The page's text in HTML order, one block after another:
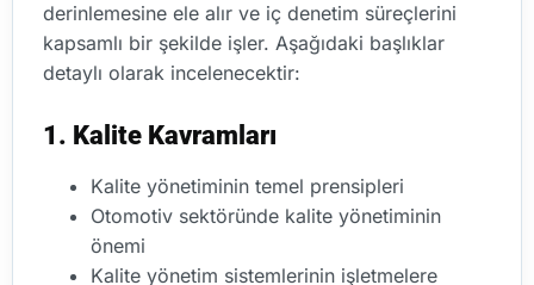
derinlemesine ele alır ve iç denetim süreçlerini
kapsamlı bir şekilde işler. Aşağıdaki başlıklar
detaylı olarak incelenecektir:
1. Kalite Kavramları
Kalite yönetiminin temel prensipleri
Otomotiv sektöründe kalite yönetiminin
önemi
Kalite yönetim sistemlerinin işletmelere